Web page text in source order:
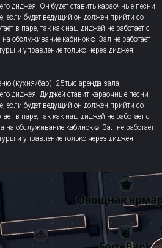
диджея. Он будет ставить караочные песни
если будет ведущий он должен прийти со
в паре, так как наш диджей не работает с
обслуживание кабинок☺️ Зал не работает
и управление только через диджея
(кухня/бар)+25тыс аренда зала,
диджея. Диджей ставит караочные песни
если будет ведущий он должен прийти со
в паре, так как наш диджей не работает с
на обслуживание кабинок☺️ Зал не работает
и управление только через диджея